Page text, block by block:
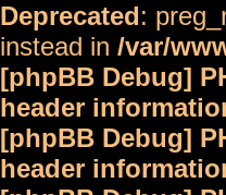
Deprecated:
instead in /var/
[phpBB Debug]
header
[phpBB Debug]
header